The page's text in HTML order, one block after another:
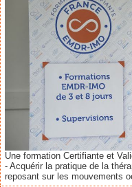
Une formation Certifiante et
- Acquérir la pratique de la
reposant sur les mouvements